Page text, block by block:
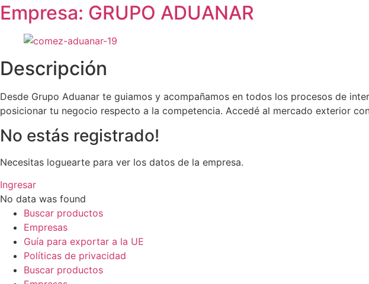
Empresa: GRUPO ADUANAR
Descripción
Desde Grupo Aduanar te guiamos y acompañamos en todos los procesos de
posicionar tu negocio respecto a la competencia. Accedé al mercado exterior
No estás registrado!
Necesitas loguearte para ver los datos de la empresa.
Ingresar
No data was found
Buscar productos
Empresas
Guía para exportar a la UE
Políticas de privacidad
Buscar productos